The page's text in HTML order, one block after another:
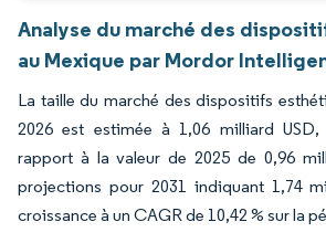
Analyse du marché des
au Mexique par Mordor
La taille du marché des dispositifs
2026 est estimée à 1,06 milliard
rapport à la valeur de 2025 de 0,96
projections pour 2031 indiquant 1,74
croissance à un CAGR de 10,42 % sur la